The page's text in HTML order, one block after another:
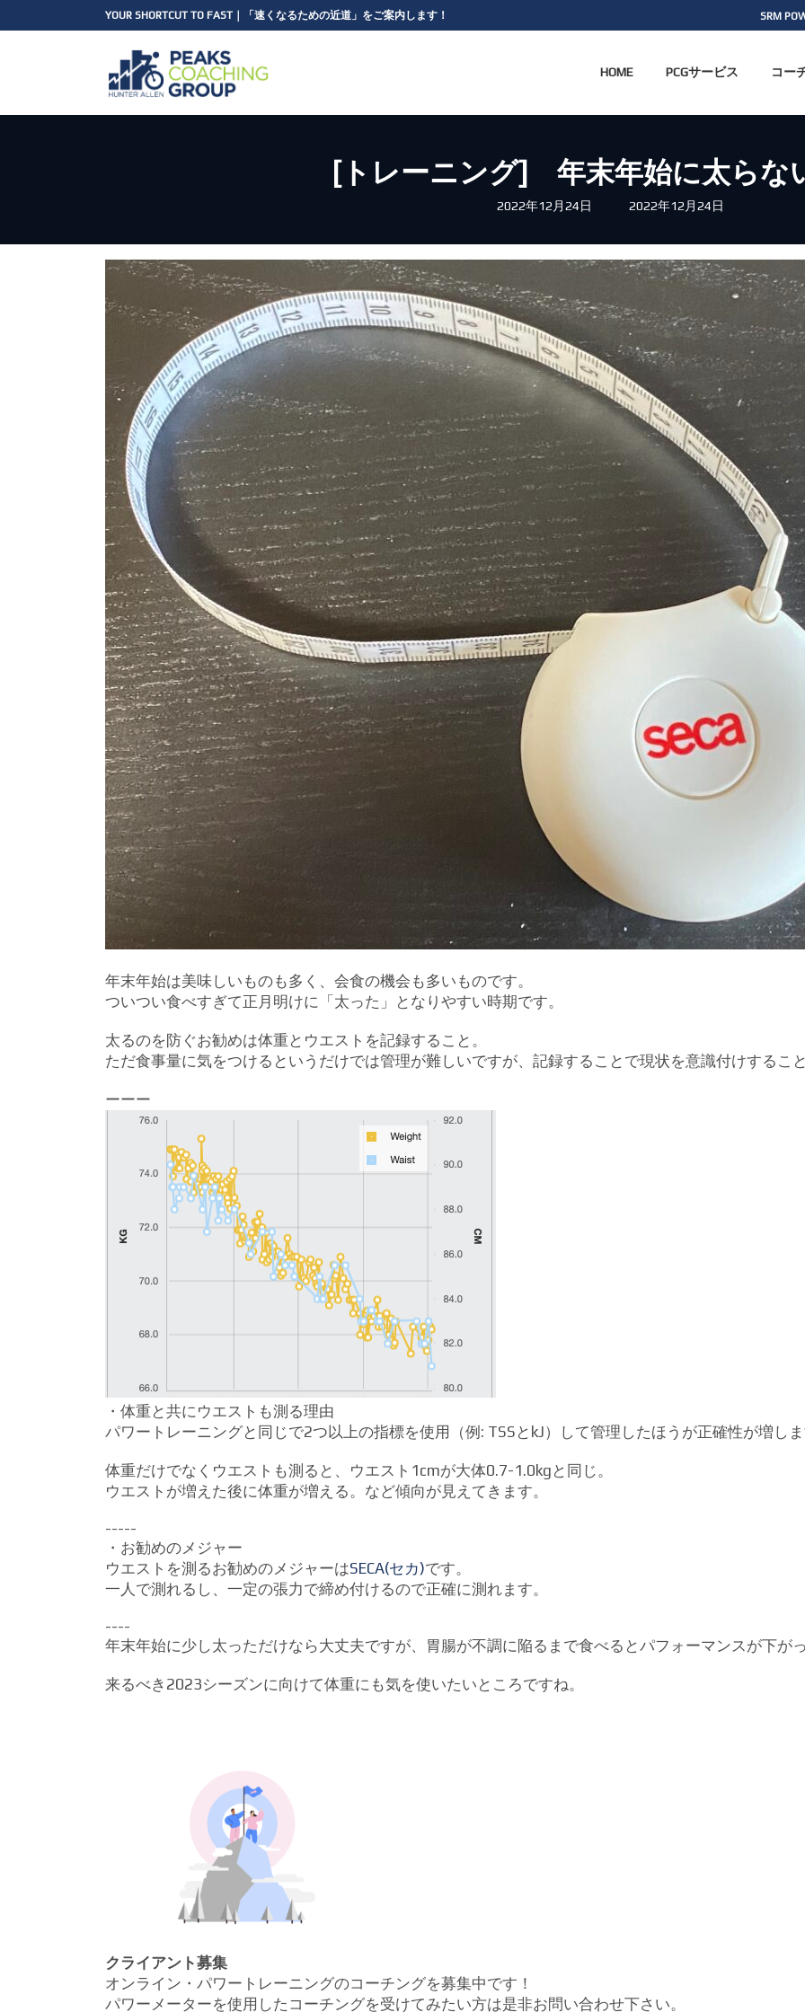
ン
へ
ビ
ョ
YOUR SHORTCUT TO FAST｜「速くなるための近道」をご案内します！ SRM
HOME PCGサービス コー
[トレーニング] 年末年始に太らな
2022年12月24日
最
新
時
2022年12月24日
年末年始は美味しいものも多く、会食の機会も多いものです。
ついつい食べすぎて正月明けに「太った」となりやすい時期です。
太るのを防ぐお勧めは体重とウエストを記録すること。
ただ食事量に気をつけるというだけでは管理が難しいですが、記録することで現状を意識付けするこ
ーーー
・体重と共にウエストも測る理由
パワートレーニングと同じで2つ以上の指標を使用（例: TSSとkJ）して管理したほうが正確性が増し
体重だけでなくウエストも測ると、ウエスト1cmが大体0.7-1.0kgと同じ。
ウエストが増えた後に体重が増える。など傾向が見えてきます。
-----
・お勧めのメジャー
ウエストを測るお勧めのメジャーはSECA(セカ)です。
一人で測れるし、一定の張力で締め付けるので正確に測れます。
----
年末年始に少し太っただけなら大丈夫ですが、胃腸が不調に陥るまで食べるとパフォーマンスが下が
来るべき2023シーズンに向けて体重にも気を使いたいところですね。
クライアント募集
オンライン・パワートレーニングのコーチングを募集中です！
パワーメーターを使用したコーチングを受けてみたい方は是非お問い合わせ下さい。